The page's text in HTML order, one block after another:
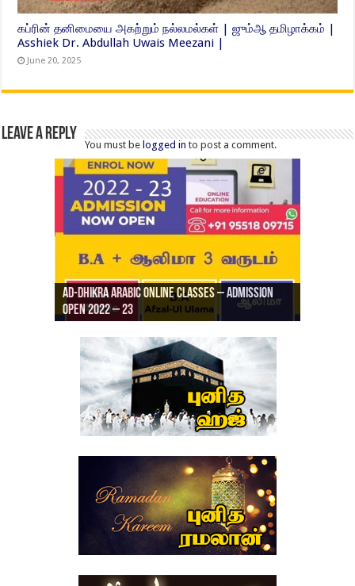
கப்ரின் தனிமையை அகற்றும் நல்லமல்கள் | ஜும்ஆ தமிழாக்கம் |
Asshiek Dr. Abdullah Uwais Meezani |
June 20, 2025
Leave a Reply
You must be logged in to post a comment.
Ad-Dhikra Arabic Online Classes – Admission
Open 2022 – 23
Ad-Dhikra Arabic Online Classes – BA Arabic
AD DHIKRA ARABIC COLLEGE ADMISSION
ரியாத் ஜும்ஆ தமிழாக்கம், Jamia Al Hajiri
Masjid (Kuwait Masjid), Malaz, Riyadh